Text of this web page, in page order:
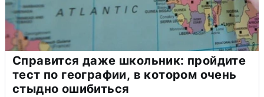
Справится даже школьник: пройдите
тест по географии, в котором очень
стыдно ошибиться